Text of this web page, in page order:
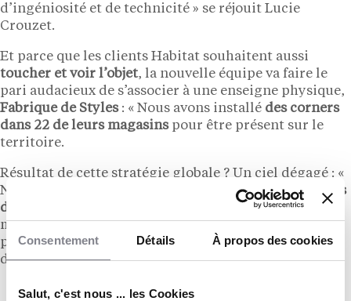
Consentement Détails À propos des cookies
Salut, c'est nous ... les Cookies
d’ingéniosité et de technicité » se réjouit Lucie
Crouzet.
Et parce que les clients Habitat souhaitent aussi
toucher et voir l’objet, la nouvelle équipe va faire le
pari audacieux de s’associer à une enseigne physique,
Fabrique de Styles: « Nous avons installé des corners
dans 22 de leurs magasinspour être présent sur le
territoire.
Résultat de cette stratégie globale ? Un ciel dégagé : «
Nous sommes alignés avec nos objectifs de10 millions
de CA
sur la première année. Pour la suite, nous
misons sur l’internationalisation et avons commencé
par le site francophone belge et suisse. Habitat sera
déployé sur onze pays européens courant 2026 ».